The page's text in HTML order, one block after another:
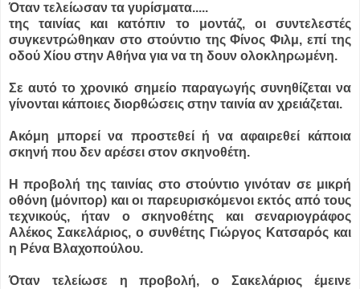
Όταν τελείωσαν τα γυρίσματα.....
της ταινίας και κατόπιν το μοντάζ, οι συντελεστές
συγκεντρώθηκαν στο στούντιο της Φίνος Φιλμ, επί της
οδού Χίου στην Αθήνα για να τη δουν ολοκληρωμένη.
Σε αυτό το χρονικό σημείο παραγωγής συνηθίζεται να
γίνονται κάποιες διορθώσεις στην ταινία αν χρειάζεται.
Ακόμη μπορεί να προστεθεί ή να αφαιρεθεί κάποια
σκηνή που δεν αρέσει στον σκηνοθέτη.
Η προβολή της ταινίας στο στούντιο γινόταν σε μικρή
οθόνη (μόνιτορ) και οι παρευρισκόμενοι εκτός από τους
τεχνικούς, ήταν ο σκηνοθέτης και σεναριογράφος
Αλέκος Σακελάριος, ο συνθέτης Γιώργος Κατσαρός και
η Ρένα Βλαχοπούλου.
Όταν τελείωσε η προβολή, ο Σακελάριος έμεινε